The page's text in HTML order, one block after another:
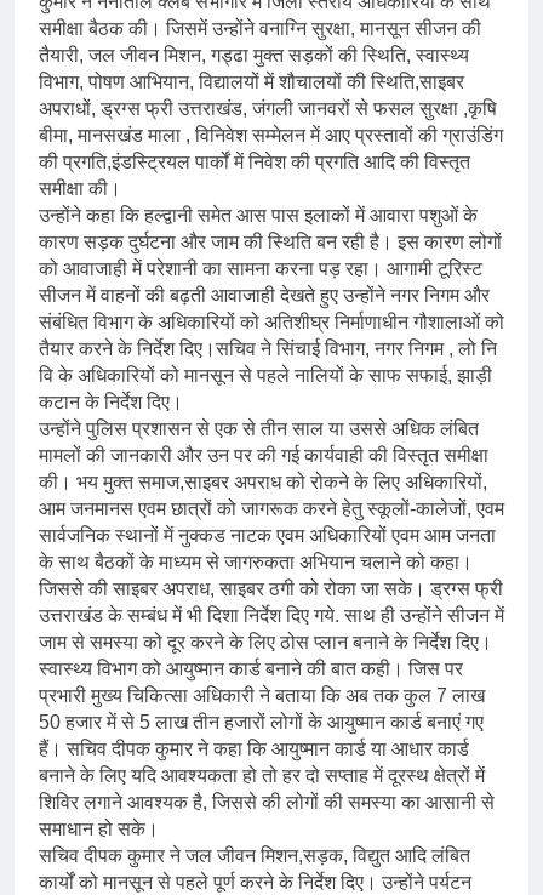
समीक्षा बैठक की। जिसमें उन्होंने वनाग्नि सुरक्षा, मानसून सीजन की
तैयारी, जल जीवन मिशन, गड्ढा मुक्त सड़कों की स्थिति, स्वास्थ्य
विभाग, पोषण आभियान, विद्यालयों में शौचालयों की स्थिति,साइबर
अपराधों, ड्रग्स फ्री उत्तराखंड, जंगली जानवरों से फसल सुरक्षा ,कृषि
बीमा, मानसखंड माला , विनिवेश सम्मेलन में आए प्रस्तावों की ग्राउंडिंग
की प्रगति,इंडस्ट्रियल पार्कों में निवेश की प्रगति आदि की विस्तृत
समीक्षा की।
उन्होंने कहा कि हल्द्वानी समेत आस पास इलाकों में आवारा पशुओं के
कारण सड़क दुर्घटना और जाम की स्थिति बन रही है। इस कारण लोगों
को आवाजाही में परेशानी का सामना करना पड़ रहा। आगामी टूरिस्ट
सीजन में वाहनों की बढ़ती आवाजाही देखते हुए उन्होंने नगर निगम और
संबंधित विभाग के अधिकारियों को अतिशीघ्र निर्माणाधीन गौशालाओं को
तैयार करने के निर्देश दिए।सचिव ने सिंचाई विभाग, नगर निगम , लो नि
वि के अधिकारियों को मानसून से पहले नालियों के साफ सफाई, झाड़ी
कटान के निर्देश दिए।
उन्होंने पुलिस प्रशासन से एक से तीन साल या उससे अधिक लंबित
मामलों की जानकारी और उन पर की गई कार्यवाही की विस्तृत समीक्षा
की। भय मुक्त समाज,साइबर अपराध को रोकने के लिए अधिकारियों,
आम जनमानस एवम छात्रों को जागरूक करने हेतु स्कूलों-कालेजों, एवम
सार्वजनिक स्थानों में नुक्कड नाटक एवम अधिकारियों एवम आम जनता
के साथ बैठकों के माध्यम से जागरुकता अभियान चलाने को कहा।
जिससे की साइबर अपराध, साइबर ठगी को रोका जा सके। ड्रग्स फ्री
उत्तराखंड के सम्बंध में भी दिशा निर्देश दिए गये. साथ ही उन्होंने सीजन में
जाम से समस्या को दूर करने के लिए ठोस प्लान बनाने के निर्देश दिए।
स्वास्थ्य विभाग को आयुष्मान कार्ड बनाने की बात कही। जिस पर
प्रभारी मुख्य चिकित्सा अधिकारी ने बताया कि अब तक कुल 7 लाख
50 हजार में से 5 लाख तीन हजारों लोगों के आयुष्मान कार्ड बनाएं गए
हैं। सचिव दीपक कुमार ने कहा कि आयुष्मान कार्ड या आधार कार्ड
बनाने के लिए यदि आवश्यकता हो तो हर दो सप्ताह में दूरस्थ क्षेत्रों में
शिविर लगाने आवश्यक है, जिससे की लोगों की समस्या का आसानी से
समाधान हो सके।
सचिव दीपक कुमार ने जल जीवन मिशन,सड़क, विद्युत आदि लंबित
कार्यों को मानसून से पहले पूर्ण करने के निर्देश दिए। उन्होंने पर्यटन